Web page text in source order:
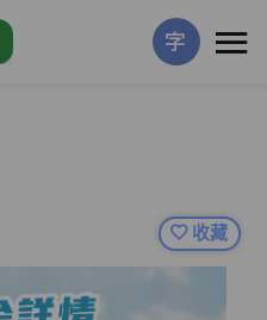
字
收藏